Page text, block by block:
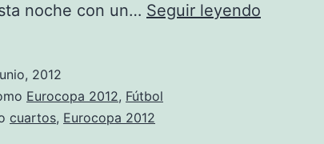
noche con un… Seguir leyendo
2012
Eurocopa 2012, Fútbol
cuartos, Eurocopa 2012